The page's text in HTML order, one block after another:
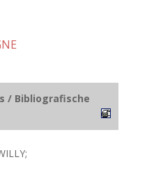
/ Bibliografische